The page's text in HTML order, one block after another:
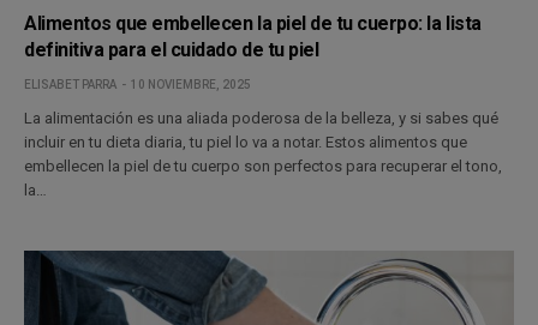
Alimentos que embellecen la piel de tu cuerpo: la lista
definitiva para el cuidado de tu piel
ELISABET PARRA 10 NOVIEMBRE, 2025
La alimentación es una aliada poderosa de la belleza, y si sabes qué
incluir en tu dieta diaria, tu piel lo va a notar. Estos alimentos que
embellecen la piel de tu cuerpo son perfectos para recuperar el tono,
la…